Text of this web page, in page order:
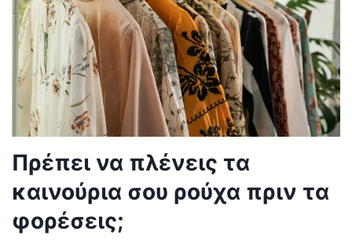
Πρέπει να πλένεις τα
καινούρια σου ρούχα πριν τα
φορέσεις;